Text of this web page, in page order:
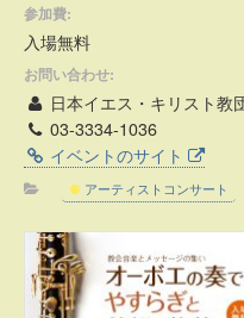
参加費:
入場無料
お問い合わせ:
日本イエス・キリスト
03-3334-1036
イベントのサイト
アーティストコンサート